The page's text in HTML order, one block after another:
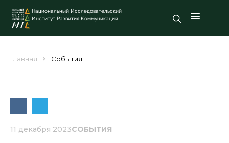
Национальный Исследовательский
Институт Развития Коммуникаций
Главная События
11 декабря 2023СОБЫТИЯ